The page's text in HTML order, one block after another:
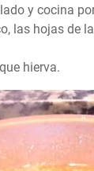
y cocina
las hojas de
hierva.